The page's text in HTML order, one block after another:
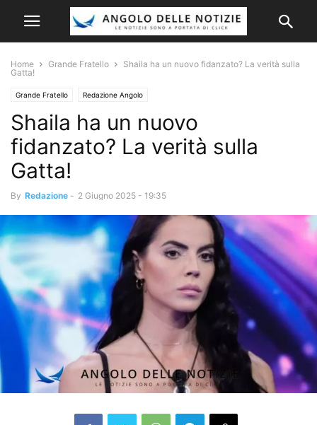
Home Grande Fratello
Shaila ha un nuovo fidanzato? La verità sulla
Gatta!
Grande Fratello Redazione Angolo
Shaila ha un nuovo
fidanzato? La verità sulla
Gatta!
By Redazione - 2 Giugno 2025 - 19:35